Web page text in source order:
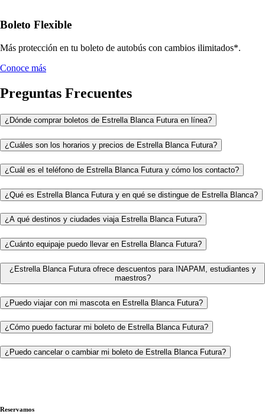
Boleto Flexible
Más protección en tu boleto de autobús con cambios ilimitados*.
Conoce más
Preguntas Frecuentes
¿Dónde comprar boletos de Estrella Blanca Futura en línea?
¿Cuáles son los horarios y precios de Estrella Blanca Futura?
¿Cuál es el teléfono de Estrella Blanca Futura y cómo los contacto?
¿Qué es Estrella Blanca Futura y en qué se distingue de Estrella Blanca?
¿A qué destinos y ciudades viaja Estrella Blanca Futura?
¿Cuánto equipaje puedo llevar en Estrella Blanca Futura?
¿Estrella Blanca Futura ofrece descuentos para INAPAM, estudiantes y
maestros?
¿Puedo viajar con mi mascota en Estrella Blanca Futura?
¿Cómo puedo facturar mi boleto de Estrella Blanca Futura?
¿Puedo cancelar o cambiar mi boleto de Estrella Blanca Futura?
Reservamos